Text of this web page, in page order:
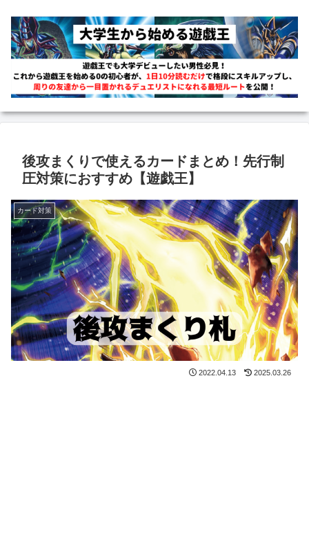
後攻まくりで使えるカードまとめ！先行制
圧対策におすすめ【遊戯王】
カード対策
2022.04.13 2025.03.26